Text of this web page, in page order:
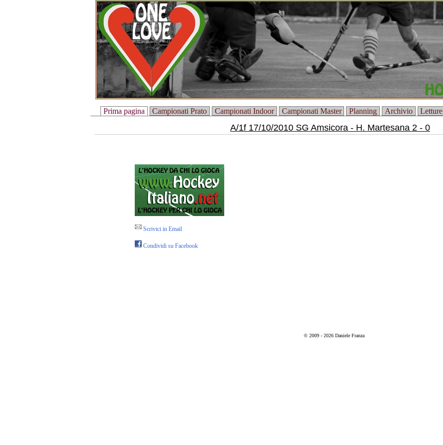
Prima pagina Campionati Prato Campionati Indoor Campionati Master Planning Archivio Letture
A/1f 17/10/2010 SG Amsicora - H. Martesana 2 - 0
Scrivici in Email
Condividi su Facebook
© 2009 - 2026 Daniele Franza